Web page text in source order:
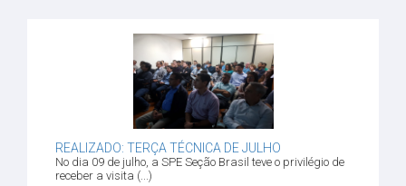
REALIZADO: TERÇA TÉCNICA DE JULHO
No dia 09 de julho, a SPE Seção Brasil teve o privilégio de
receber a visita (...)